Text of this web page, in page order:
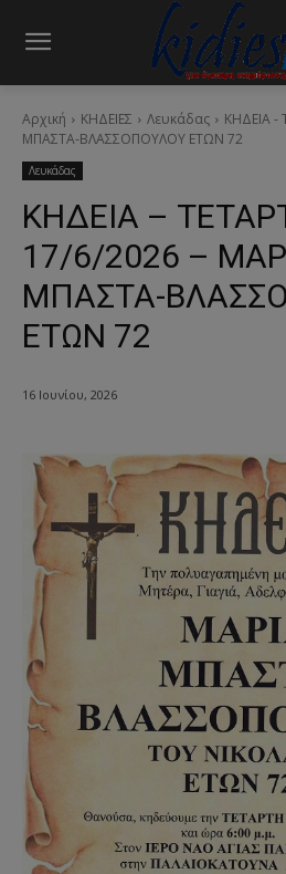
Αρχική ΚΗΔΕΙΕΣ Λευκάδας
ΚΗΔΕΙΑ -
ΜΠΑΣΤΑ-ΒΛΑΣΣΟΠΟΥΛΟΥ ΕΤΩΝ 72
Λευκάδας
ΚΗΔΕΙΑ –
17/6/2026 –
ΜΠΑΣΤΑ-
ΕΤΩΝ 72
16 Ιουνίου, 2026